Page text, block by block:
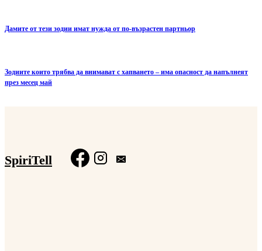
Дамите от тези зодии имат нужда от по-възрастен партньор
Зодиите които трябва да внимават с хапването – има опасност да напълнеят
през месец май
SpiriTell